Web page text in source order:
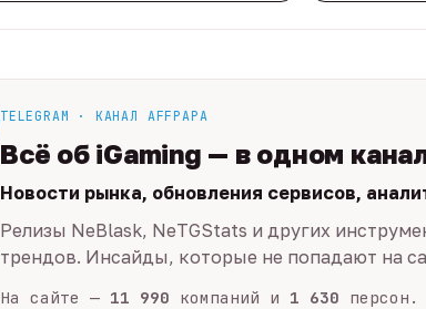
TELEGRAM · КАНАЛ AFFPAPA
Всё об iGaming — в одном
Новости рынка, обновления сервисов,
Релизы NeBlask, NeTGStats и других
трендов. Инсайды, которые не попадают на
На сайте — 11 990 компаний и 1 630